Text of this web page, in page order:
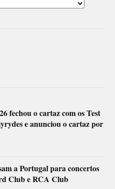
fechou o cartaz com os Test
e anunciou o cartaz por
a Portugal para concertos
Club e RCA Club